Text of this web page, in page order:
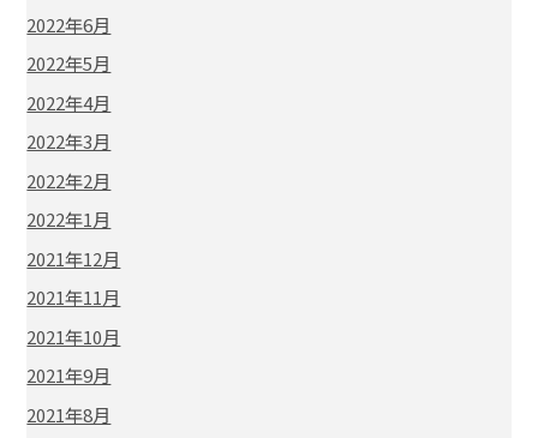
2022年6月
2022年5月
2022年4月
2022年3月
2022年2月
2022年1月
2021年12月
2021年11月
2021年10月
2021年9月
2021年8月